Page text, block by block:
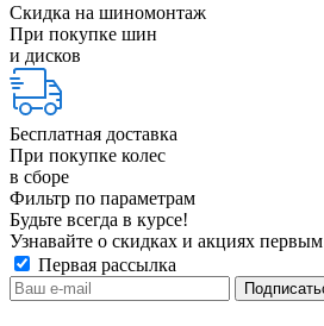
Скидка на шиномонтаж
При покупке шин
и дисков
Бесплатная доставка
При покупке колес
в сборе
Фильтр по параметрам
Будьте всегда в курсе!
Узнавайте о скидках и акциях первым
Первая рассылка